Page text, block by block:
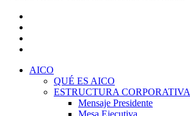
Close
AICO
QUÉ ES AICO
ESTRUCTURA CORPORATIVA
Mensaje Presidente
Mesa Ejecutiva